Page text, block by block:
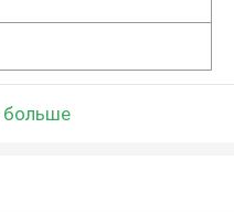
больше